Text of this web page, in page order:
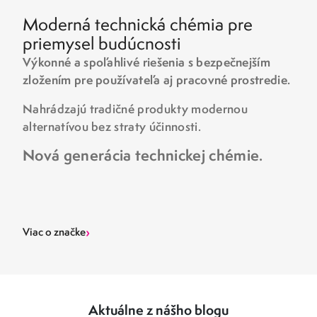
Moderná technická chémia pre
priemysel budúcnosti
Výkonné a spoľahlivé riešenia s bezpečnejším
zložením pre používateľa aj pracovné prostredie.
Nahrádzajú tradičné produkty modernou
alternatívou bez straty účinnosti.
Nová generácia technickej chémie.
Viac o značke›
Aktuálne z nášho blogu